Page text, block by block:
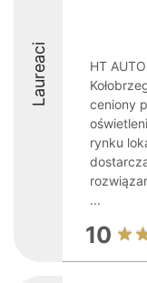
Laureaci
HT
ceniony
rynku
...
10